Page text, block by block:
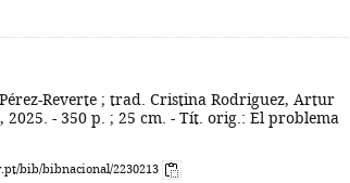
Reverte ; trad. Cristina Rodriguez, Artur
2025. - 350 p. ; 25 cm. - Tít. orig.: El problema
bib/bibnacional/2230213